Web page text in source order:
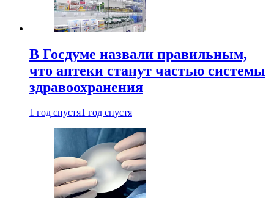
В Госдуме назвали правильным,
что аптеки станут частью системы
здравоохранения
1 год спустя1 год спустя